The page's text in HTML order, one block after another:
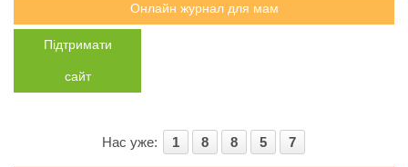
Онлайн журнал для мам
Підтримати
сайт
Нас уже: 1 8 8 5 7